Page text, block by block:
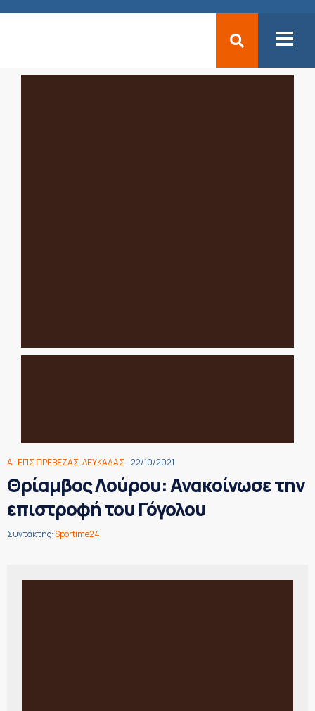
Α΄ΕΠΣ ΠΡΕΒΕΖΑΣ-ΛΕΥΚΑΔΑΣ- 22/10/2021
Θρίαμβος Λούρου: Ανακοίνωσε την
επιστροφή του Γόγολου
Συντάκτης:Sportime24